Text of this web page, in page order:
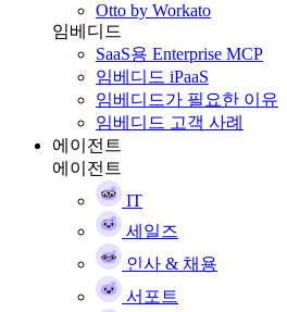
Otto by Workato
임베디드
SaaS용 Enterprise MCP
임베디드 iPaaS
임베디드가 필요한 이유
임베디드 고객 사례
에이전트
에이전트
IT
세일즈
인사 & 채용
서포트